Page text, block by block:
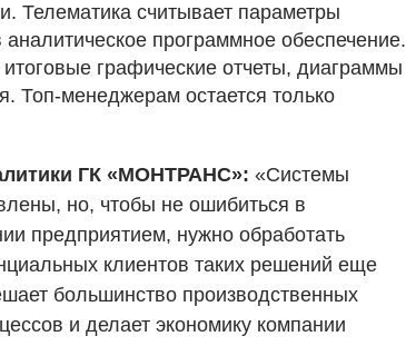
Телематика считывает параметры
программное обеспечение.
графические отчеты, диаграммы
Топ-менеджерам остается только
ГК «МОНТРАНС»: «Системы
но, чтобы не ошибиться в
предприятием, нужно обработать
клиентов таких решений еще
большинство производственных
и делает экономику компании